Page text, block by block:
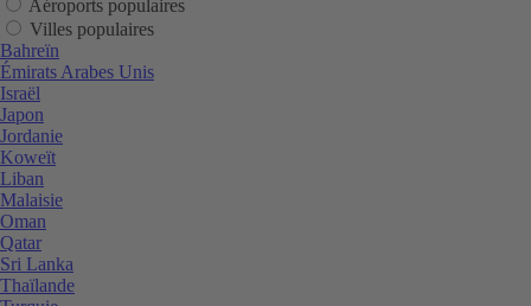
Aéroports populaires
Villes populaires
Bahreïn
Émirats Arabes Unis
Israël
Japon
Jordanie
Koweït
Liban
Malaisie
Oman
Qatar
Sri Lanka
Thaïlande